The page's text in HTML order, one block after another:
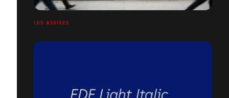
LES ASSISES